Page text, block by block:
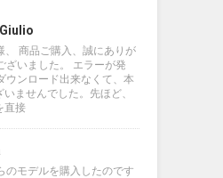
、 商品ご購入、誠にありが
ざいました。 エラーが発
ウンロード出来なくて、本
ませんでした。先ほど、
直接
のモデルを購入したのです